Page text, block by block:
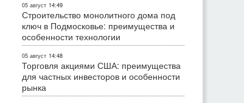
05 август 14:49
Строительство монолитного дома под
ключ в Подмосковье: преимущества и
особенности технологии
05 август 14:48
Торговля акциями США: преимущества
для частных инвесторов и особенности
рынка